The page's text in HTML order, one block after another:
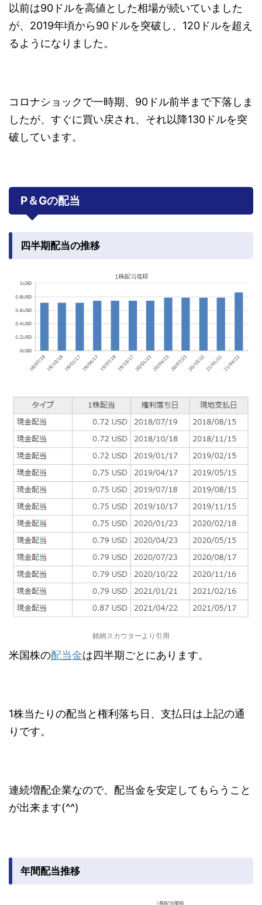
以前は90ドルを高値とした相場が続いていました
が、2019年頃から90ドルを突破し、120ドルを超え
るようになりました。
コロナショックで一時期、90ドル前半まで下落しま
したが、すぐに買い戻され、それ以降130ドルを突
破しています。
P＆Gの配当
四半期配当の推移
銘柄スカウターより引用
米国株の配当金は四半期ごとにあります。
1株当たりの配当と権利落ち日、支払日は上記の通
りです。
連続増配企業なので、配当金を安定してもらうこと
が出来ます(^^)
年間配当推移